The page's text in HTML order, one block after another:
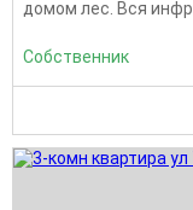
домом лес. Вся
Собственник